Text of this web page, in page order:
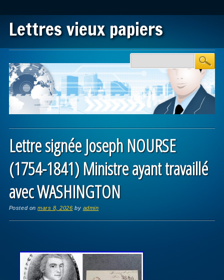
Lettres vieux papiers
Main menu
Lettre signée Joseph NOURSE
(1754-1841) Ministre ayant travaillé
avec WASHINGTON
Posted onmars 8, 2026 by admin